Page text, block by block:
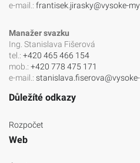
e-mail.: frantisek.jirasky@vysoke-
Manažer svazku
Ing. Stanislava Fišerová
tel.: +420 465 466 154
mob.: +420 778 475 171
e-mail.:
Důležíté odkazy
Rozpočet
Web